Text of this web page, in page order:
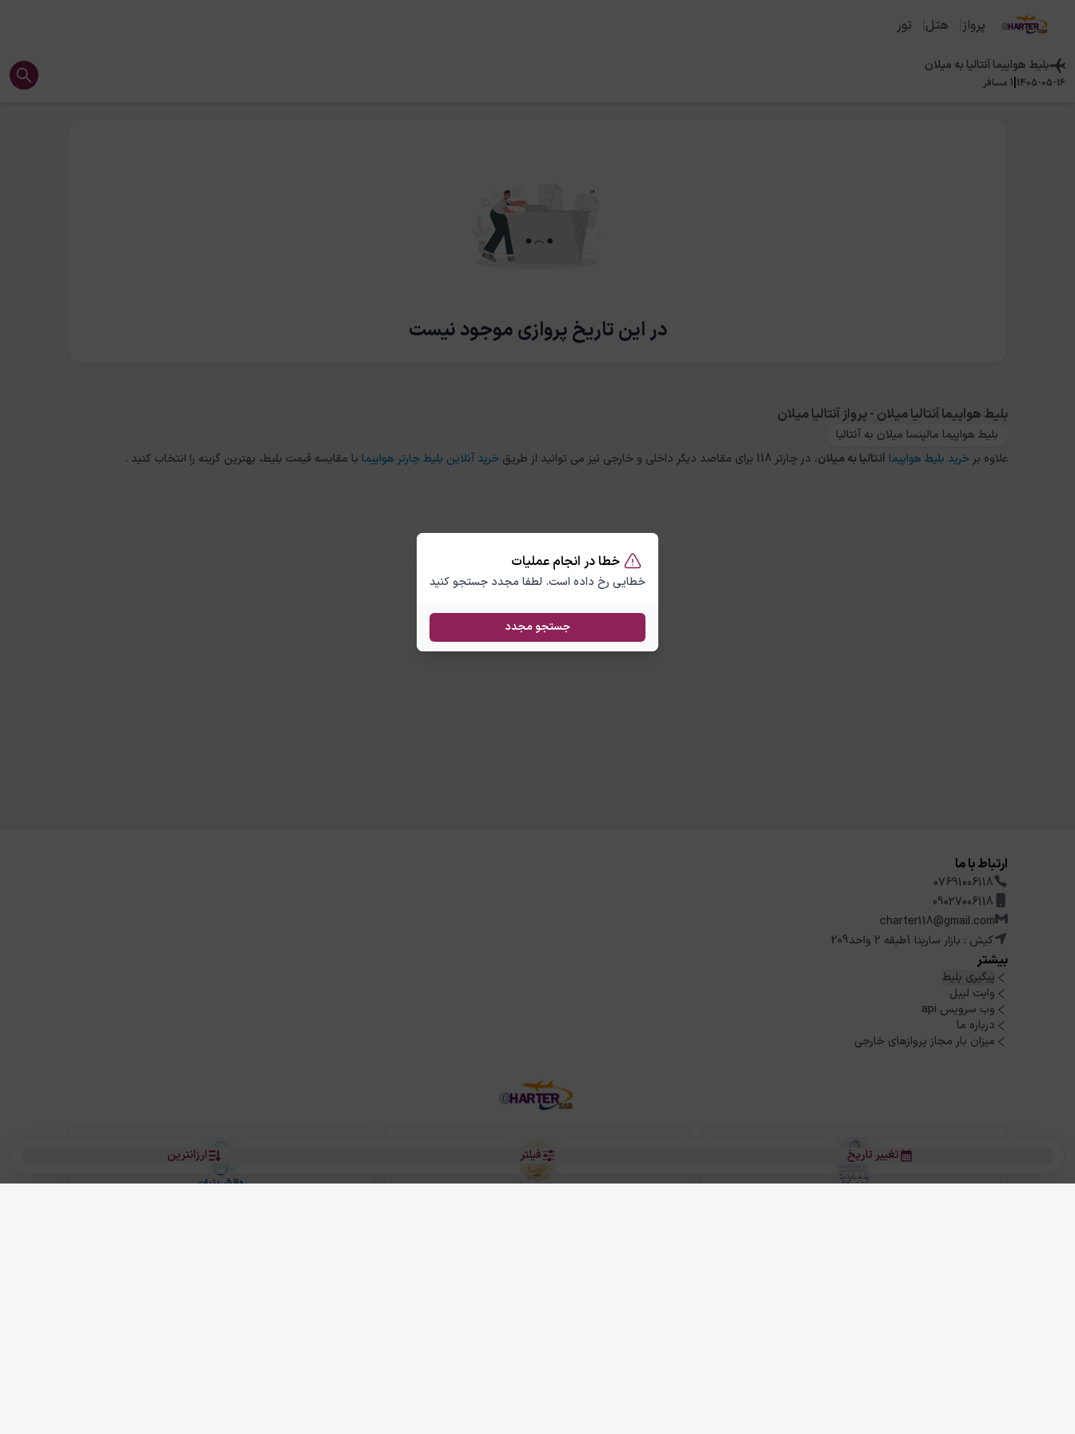
خطا در انجام عملیات
خطایی رخ داده است. لطفا مجدد جستجو کنید
جستجو مجدد
پرواز هتل تور
بلیط هواپیماآنتالیابه میلان
1405-05-16
|
1 مسافر
در این تاریخ پروازی موجود نیست
ارزانترین فیلتر تغییر تاریخ
بلیط هواپیما آنتالیا میلان - پرواز آنتالیا میلان
بلیط هواپیما مالپنسا میلان به آنتالیا
علاوه بر خرید بلیط هواپیما آنتالیابهمیلان، در چارتر 118 برای مقاصد دیگر داخلی و خارجی نیز می توانید از طریق خرید آنلاین بلیط چارتر هواپیما با مقایسه قیمت بلیط، بهترین گزینه را انتخاب کنید .
ارتباط با ما
07691006118
09027006118
charter118@gmail.com
کیش : بازار سارینا 1طبقه 2 واحد209
بیشتر
پیگیری بلیط
وایت لیبل
وب سرویس api
درباره ما
میزان بار مجاز پروازهای خارجی